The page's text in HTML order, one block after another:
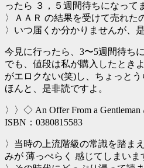
ったら ３，５週間待ちになって
〉ＡＡＲ の結果を受けて売れた
〉いつ届くか分かりませんが、
今見に行ったら、3〜5週間待ち
でも、値段は私が購入したとき
がエロクない(笑)し、ちょっとう
ほんと、是非読ですよ。
〉〉◇ An Offer From a Gentleman
ISBN：0380815583
〉当時の上流階級の常識を踏ま
みが 薄っぺらく 感じてしまいま